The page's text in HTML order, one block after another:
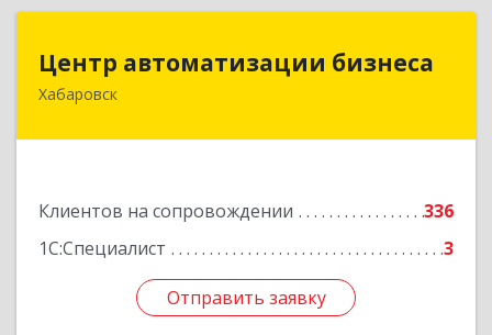
Центр автоматизации бизнеса
Хабаровск
Клиентов на сопровождении
336
1С:Специалист
3
Отправить заявку
Центр автоматизации бизнеса
680030, Хабаровский край, Хабаровск г, Ленина
Отправить заявку